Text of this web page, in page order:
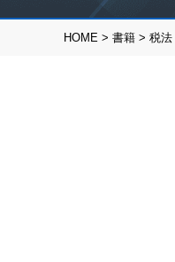
HOME > 書籍 > 税法